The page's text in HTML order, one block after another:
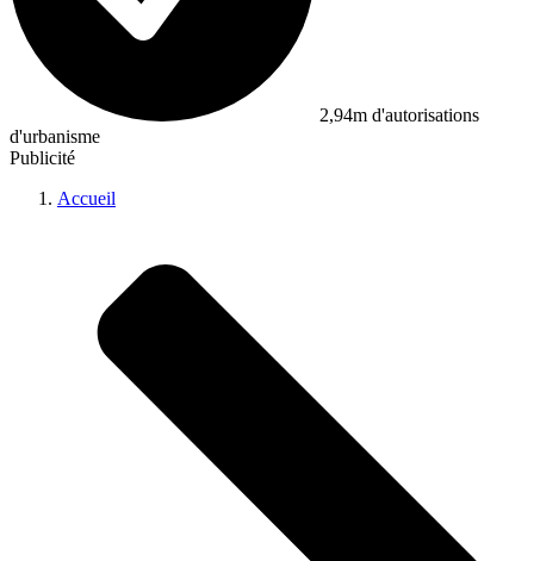
2,94m d'autorisations
d'urbanisme
Publicité
Accueil